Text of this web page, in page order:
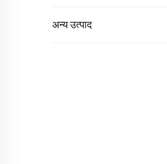
अन्य उत्पाद